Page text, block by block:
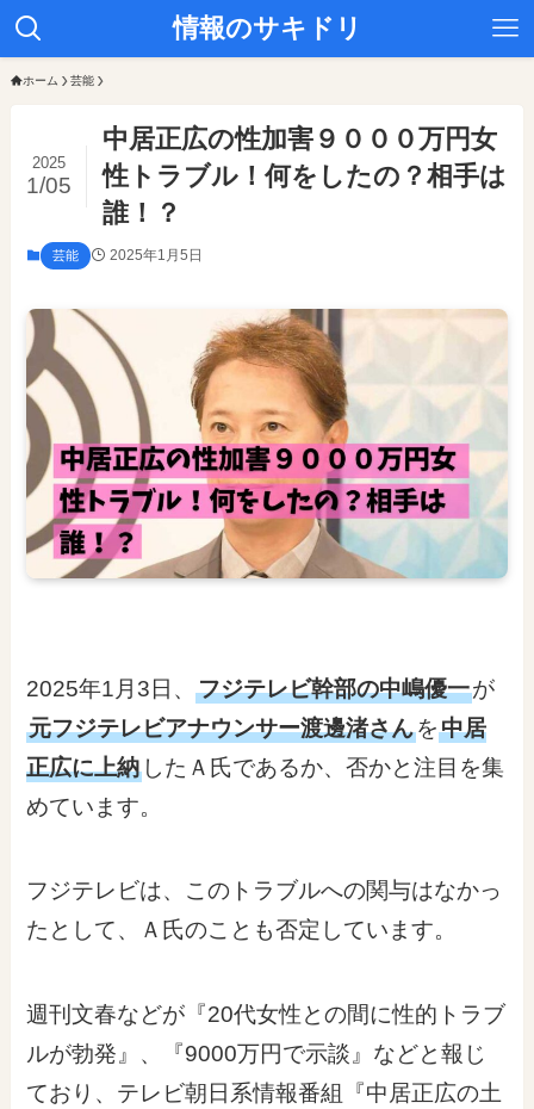
情報のサキドリ
ホーム 芸能
中居正広の性加害９０００万円女
性トラブル！何をしたの？相手は
誰！？
2025
1/05
芸能 2025年1月5日
2025年1月3日、フジテレビ幹部の中嶋優一が
元フジテレビアナウンサー渡邊渚さんを中居
正広に上納 したＡ氏であるか、否かと注目を集
めています。
フジテレビは、このトラブルへの関与はなかっ
たとして、Ａ氏のことも否定しています。
週刊文春などが『20代女性との間に性的トラブ
ルが勃発』、『9000万円で示談』などと報じ
ており、テレビ朝日系情報番組『中居正広の土